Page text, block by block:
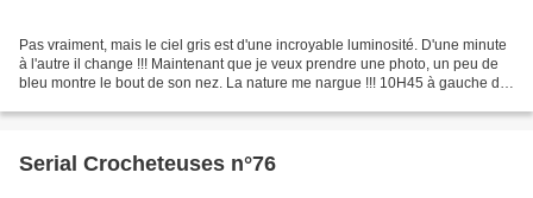
Pas vraiment, mais le ciel gris est d'une incroyable luminosité. D'une minute
à l'autre il change !!! Maintenant que je veux prendre une photo, un peu de
bleu montre le bout de son nez. La nature me nargue !!! 10H45 à gauche de
Serial Crocheteuses n°76